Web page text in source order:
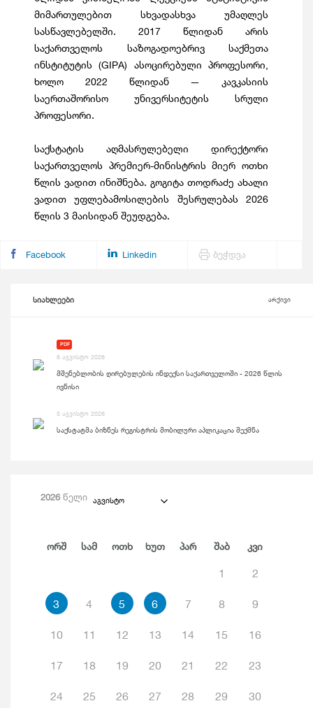
მიმართულებით სხვადასხვა უმაღლეს
სასწავლებელში. 2017 წლიდან არის
საქართველოს საზოგადოებრივ საქმეთა
ინსტიტუტის (GIPA) ასოცირებული პროფესორი,
ხოლო 2022 წლიდან — კავკასიის
საერთაშორისო უნივერსიტეტის სრული
პროფესორი.
საქსტატის აღმასრულებელი დირექტორი
საქართველოს პრემიერ-მინისტრის მიერ ოთხი
წლის ვადით ინიშნება. გოგიტა თოდრაძე ახალი
ვადით უფლებამოსილების შესრულებას 2026
წლის 3 მაისიდან შეუდგება.
Facebook Linkedin ბეჭდვა
სიახლეები არქივი
PDF
6 აგვისტო 2026
მშენებლობის ღირებულების ინდექსი საქართველოში - 2026 წლის
ივნისი
5 აგვისტო 2026
საქსტატმა ბიზნეს რეგისტრის მობილური აპლიკაცია შექმნა
2026წელი აგვისტო
Ორშ Სამ Ოთხ Ხუთ Პარ Შაბ Კვი
1 2
3 4 5 6 7 8 9
10 11 12 13 14 15 16
17 18 19 20 21 22 23
24 25 26 27 28 29 30